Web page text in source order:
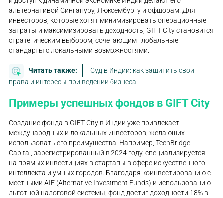
альтернативой Сингапуру, Люксембургу и офшорам. Для
инвесторов, которые хотят минимизировать операционные
затраты и максимизировать доходность, GIFT City становится
стратегическим выбором, сочетающим глобальные
стандарты с локальными возможностями.
Читать также:
Суд в Индии: как защитить свои
права и интересы при ведении бизнеса
Примеры успешных фондов в GIFT City
Создание фонда в GIFT City в Индии уже привлекает
международных и локальных инвесторов, желающих
использовать его преимущества. Например, TechBridge
Capital, зарегистрированный в 2024 году, специализируется
на прямых инвестициях в стартапы в сфере искусственного
интеллекта и умных городов. Благодаря коинвестированию с
местными AIF (Alternative Investment Funds) и использованию
льготной налоговой системы, фонд достиг доходности 18% в